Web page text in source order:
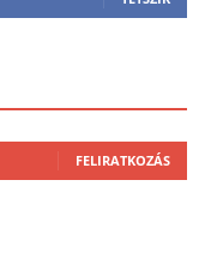
FELIRATKOZÁS